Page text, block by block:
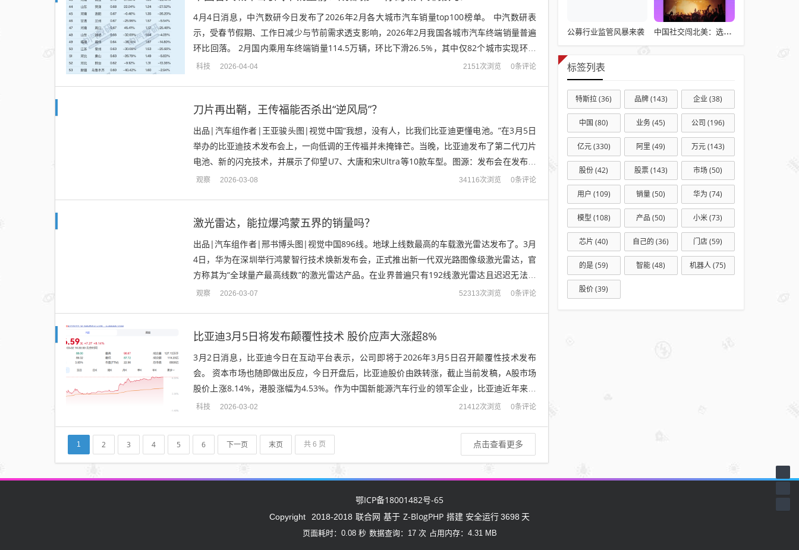
4月4日消息，中汽数研今日发布了2026年2月各大城市汽车销量top100榜单。 中汽数研表
示，受春节假期、工作日减少与节前需求透支影响，2026年2月我国各城市汽车终端销量普遍
环比回落。 2月国内乘用车终端销量114.5万辆，环比下滑26.5%，其中仅82个城市实现环比
增长；1-2月累计销量270...
科技 2026-04-04 2151次浏览 0条评论
刀片再出鞘，王传福能否杀出“逆风局”？
出品|汽车组作者|王亚骏头图|视觉中国“我想，没有人，比我们比亚迪更懂电池。”在3月5日
举办的比亚迪技术发布会上，一向低调的王传福并未掩锋芒。当晚，比亚迪发布了第二代刀片
电池、新的闪充技术，并展示了仰望U7、大唐和宋Ultra等10款车型。图源：发布会在发布会
上，第二代刀片电池是首个被介绍的产品，王...
观察 2026-03-08 34116次浏览 0条评论
激光雷达，能拉爆鸿蒙五界的销量吗？
出品|汽车组作者|邢书博头图|视觉中国896线。地球上线数最高的车载激光雷达发布了。3月
4日，华为在深圳举行鸿蒙智行技术焕新发布会，正式推出新一代双光路图像级激光雷达，官
方称其为“全球量产最高线数”的激光雷达产品。在业界普遍只有192线激光雷达且迟迟无法突
破的沉闷氛围中，华为在这个单品科技创新上实现...
观察 2026-03-07 52313次浏览 0条评论
比亚迪3月5日将发布颠覆性技术 股价应声大涨超8%
3月2日消息，比亚迪今日在互动平台表示，公司即将于2026年3月5日召开颠覆性技术发布
会。 资本市场也随即做出反应，今日开盘后，比亚迪股价由跌转涨，截止当前发稿，A股市场
股价上涨8.14%，港股涨幅为4.53%。作为中国新能源汽车行业的领军企业，比亚迪近年来在
技术研发、市场拓展和产品布局上持续发力，...
科技 2026-03-02 21412次浏览 0条评论
1 2 3 4 5 6 下一页 末页 共 6 页 点击查看更多
公募行业监管风暴来袭 中国社交闯北美：选择远大于努力
标签列表
特斯拉(36) 品牌(143) 企业(38)
中国 (80) 业务(45) 公司 (196)
亿元(330) 阿里 (49) 万元(143)
股份(42) 股票(143) 市场(50)
用户 (109) 销量(50) 华为 (74)
模型 (108) 产品 (50) 小米(73)
芯片 (40) 自己的 (36) 门店(59)
的是(59) 智能(48) 机器人(75)
股价(39)
鄂ICP备18001482号-65
Copyright 2018-2018 联合网 基于 Z-BlogPHP 搭建 安全运行3698 天
页面耗时：0.08 秒 数据查询：17 次 占用内存：4.31 MB